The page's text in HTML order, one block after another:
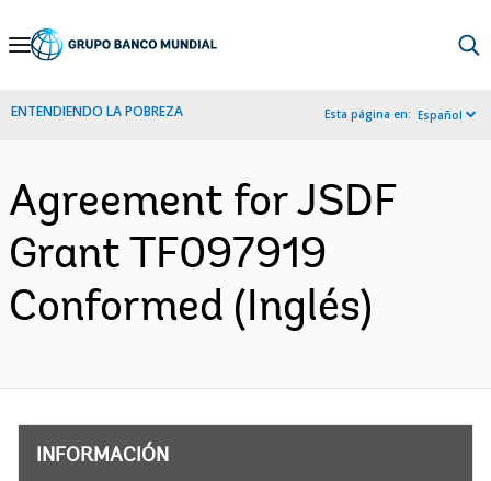
Skip
Navigation
ENTENDIENDO LA POBREZA Esta página en: Español
Agreement for JSDF
Grant TF097919
Conformed (Inglés)
INFORMACIÓN